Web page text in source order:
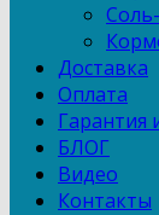
Доставка
Оплата
Гарантия
БЛОГ
Видео
Контакты